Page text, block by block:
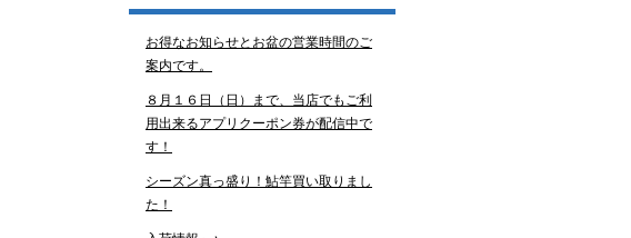
お得なお知らせとお盆の営業時間のご
案内です。
８月１６日（日）まで、当店でもご利
用出来るアプリクーポン券が配信中で
す！
シーズン真っ盛り！鮎竿買い取りまし
た！